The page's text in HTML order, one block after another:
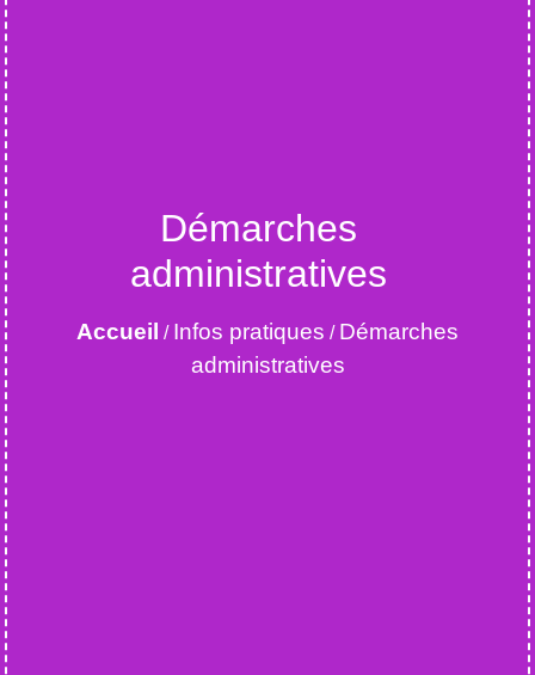
Démarches
administratives
Accueil / Infos pratiques / Démarches
administratives